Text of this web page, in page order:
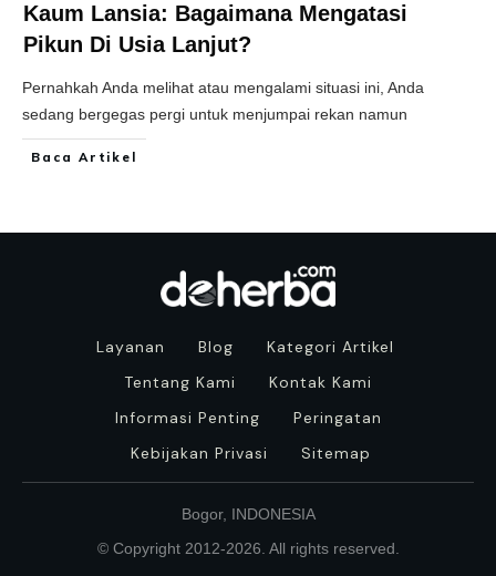
Kaum Lansia: Bagaimana Mengatasi
Pikun Di Usia Lanjut?
Pernahkah Anda melihat atau mengalami situasi ini, Anda
sedang bergegas pergi untuk menjumpai rekan namun
Baca Artikel
Layanan Blog
Kategori Artikel
Tentang Kami
Kontak Kami
Informasi Penting
Peringatan
Kebijakan Privasi
Sitemap
Bogor, INDONESIA
© Copyright 2012-2026 . All rights reserved.